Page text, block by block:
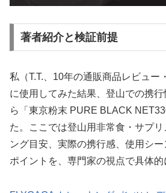
著者紹介と検証前提
私（T.T.、10年の通販商品レビュー
に使用してみた結果、登山での携
ら「東京粉末 PURE BLACK
た。ここでは登山用非常食・サプ
ング目安、実際の携行感、使用シ
ポイントを、専門家の視点で具体的